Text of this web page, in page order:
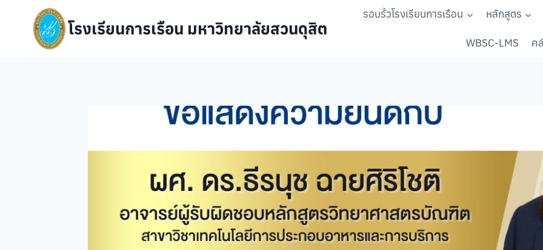
content
โรงเรียนการเรือน มหาวิทยาลัยสวนดุสิต
รอบรั้วโรงเรียนการเรือน หลักสูตร
WBSC-LMS ค